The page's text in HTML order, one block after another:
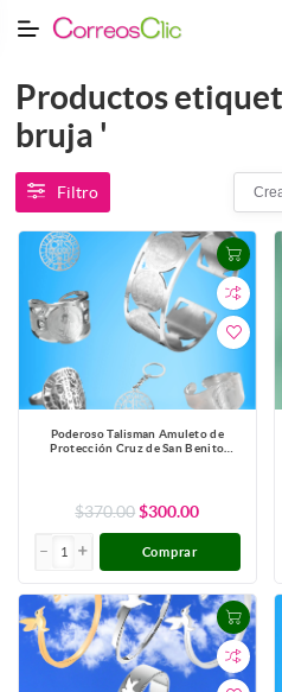
Productos
bruja '
Filtro
Poderoso Talisman Amuleto de
Protección Cruz de San Benito
$370.00 $300.00
Comprar